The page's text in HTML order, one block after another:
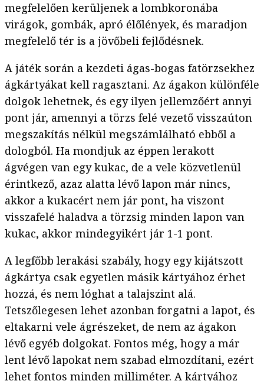
megfelelően kerüljenek a lombkoronába
virágok, gombák, apró élőlények, és maradjon
megfelelő tér is a jövőbeli fejlődésnek.
A játék során a kezdeti ágas-bogas fatörzsekhez
ágkártyákat kell ragasztani. Az ágakon különféle
dolgok lehetnek, és egy ilyen jellemzőért annyi
pont jár, amennyi a törzs felé vezető visszaúton
megszakítás nélkül megszámlálható ebből a
dologból. Ha mondjuk az éppen lerakott
ágvégen van egy kukac, de a vele közvetlenül
érintkező, azaz alatta lévő lapon már nincs,
akkor a kukacért nem jár pont, ha viszont
visszafelé haladva a törzsig minden lapon van
kukac, akkor mindegyikért jár 1-1 pont.
A legfőbb lerakási szabály, hogy egy kijátszott
ágkártya csak egyetlen másik kártyához érhet
hozzá, és nem lóghat a talajszint alá.
Tetszőlegesen lehet azonban forgatni a lapot, és
eltakarni vele ágrészeket, de nem az ágakon
lévő egyéb dolgokat. Fontos még, hogy a már
lent lévő lapokat nem szabad elmozdítani, ezért
lehet fontos minden milliméter. A kártyához